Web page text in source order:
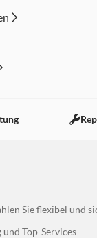
wie auch
anpassen
Sie flexibel und
und Top-Services